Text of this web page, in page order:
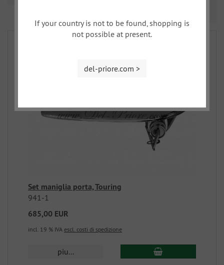
Set maniglia porta, Touring
941-1
685,00 EUR
incl. 19 % IVA escl. costi di spedizione
piu...
If your country is not to be found, shopping is
not possible at present.
del-priore.com >